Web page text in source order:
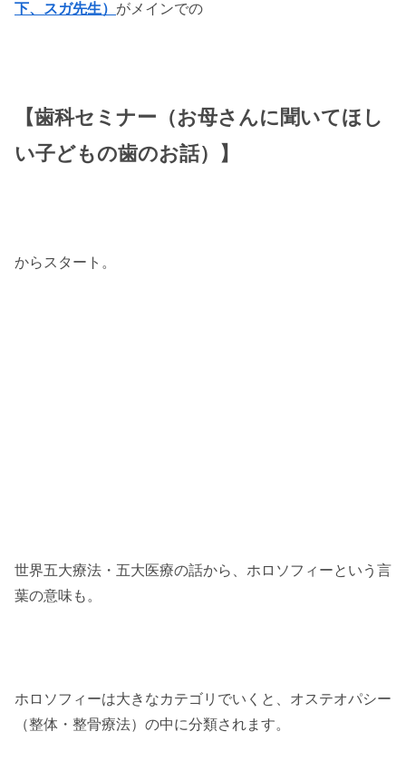
下、スガ先生） がメインでの
【歯科セミナー（お母さんに聞いてほし
い子どもの歯のお話）】
からスタート。
世界五大療法・五大医療の話から、ホロソフィーという言
葉の意味も。
ホロソフィーは大きなカテゴリでいくと、オステオパシー
（整体・整骨療法）の中に分類されます。